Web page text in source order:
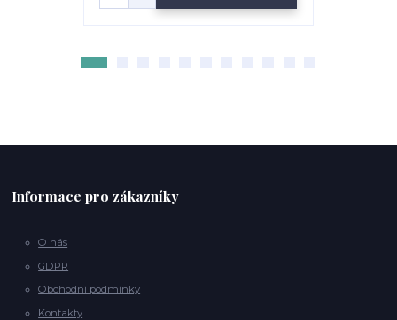
Informace pro zákazníky
O nás
GDPR
Obchodní podmínky
Kontakty